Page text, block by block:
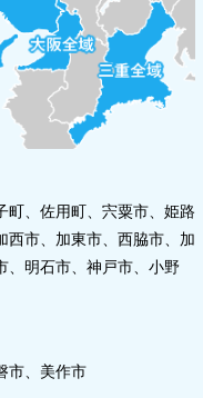
町、佐用町、宍粟市、姫路
西市、加東市、西脇市、加
、明石市、神戸市、小野
市、美作市